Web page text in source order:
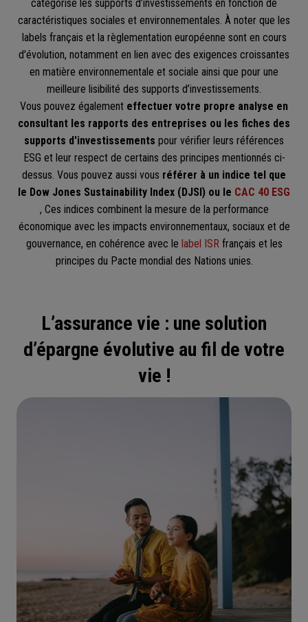
catégorise les supports d’investissements en fonction de
caractéristiques sociales et environnementales. À noter que les
labels français et la règlementation européenne sont en cours
d'évolution, notamment en lien avec des exigences croissantes
en matière environnementale et sociale ainsi que pour une
meilleure lisibilité des supports d’investissements.
Vous pouvez également effectuer votre propre analyse en
consultant les rapports des entreprises ou les fiches des
supports d'investissements pour vérifier leurs références
ESG et leur respect de certains des principes mentionnés ci-
dessus. Vous pouvez aussi vous référer à un indice tel que
le Dow Jones Sustainability Index (DJSI) ou le CAC 40 ESG
, Ces indices combinent la mesure de la performance
économique avec les impacts environnementaux, sociaux et de
gouvernance, en cohérence avec le label ISRfrançais et les
principes du Pacte mondial des Nations unies.
L’assurance vie : une solution
d’épargne évolutive au fil de votre
vie !